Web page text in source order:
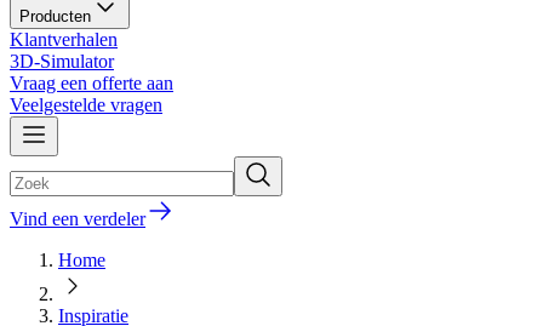
Producten
Klantverhalen
3D-Simulator
Vraag een offerte aan
Veelgestelde vragen
Vind een verdeler
Home
Inspiratie